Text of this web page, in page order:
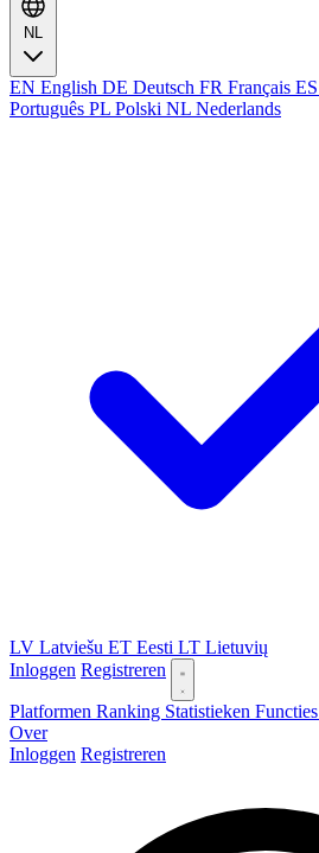
NL
EN English DE Deutsch FR Français ES
Português PL Polski NL Nederlands
LV Latviešu ET Eesti LT Lietuvių
Inloggen Registreren
Platformen Ranking Statistieken Functies
Over
Inloggen Registreren